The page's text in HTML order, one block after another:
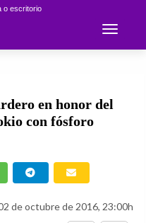
o escritorio
Toggle
en honor del
con fósforo
de octubre de 2016, 23:00h